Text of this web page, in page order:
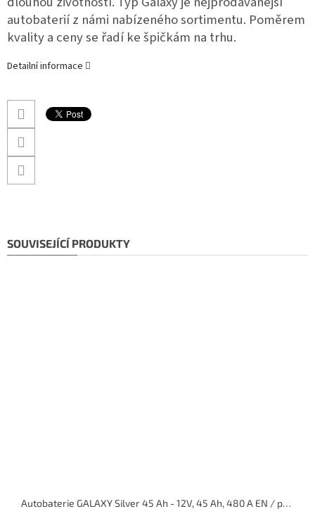
autobaterií z námi nabízeného sortimentu. Poměrem
kvality a ceny se řadí ke špičkám na trhu.
Detailní informace
SOUVISEJÍCÍ PRODUKTY
Autobaterie GALAXY Silver 45 Ah - 12V, 45 Ah, 480 A EN / pravá